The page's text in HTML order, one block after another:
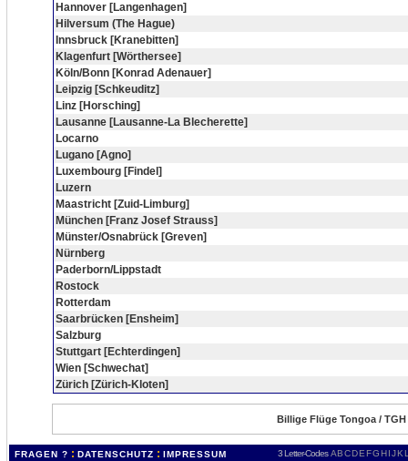
Hannover [Langenhagen]
Hilversum (The Hague)
Innsbruck [Kranebitten]
Klagenfurt [Wörthersee]
Köln/Bonn [Konrad Adenauer]
Leipzig [Schkeuditz]
Linz [Horsching]
Lausanne [Lausanne-La Blecherette]
Locarno
Lugano [Agno]
Luxembourg [Findel]
Luzern
Maastricht [Zuid-Limburg]
München [Franz Josef Strauss]
Münster/Osnabrück [Greven]
Nürnberg
Paderborn/Lippstadt
Rostock
Rotterdam
Saarbrücken [Ensheim]
Salzburg
Stuttgart [Echterdingen]
Wien [Schwechat]
Zürich [Zürich-Kloten]
Billige Flüge Tongoa /
FRAGEN ? : DATENSCHUTZ : IMPRESSUM 3 Letter-Codes ABCDEFGH IJKL